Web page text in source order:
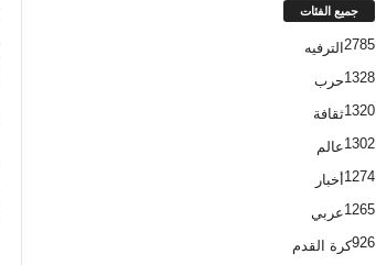
جميع الفئات
الترفيه 2785
حرب1328
ثقافة1320
عالم1302
أخبار 1274
عربي1265
كرة القدم926